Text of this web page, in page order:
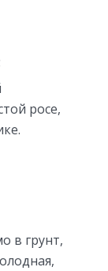
росе,
в грунт,